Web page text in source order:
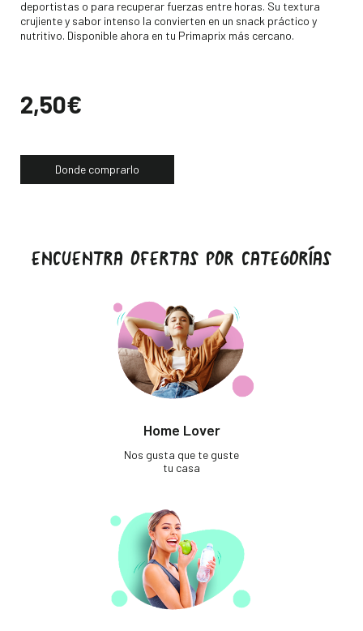
deportistas o para recuperar fuerzas entre horas. Su textura
crujiente y sabor intenso la convierten en un snack práctico y
nutritivo. Disponible ahora en tu Primaprix más cercano.
Precio
2,50€
Donde comprarlo
ENCUENTRA OFERTAS POR CATEGORÍAS
Home Lover
Nos gusta que te guste
tu casa